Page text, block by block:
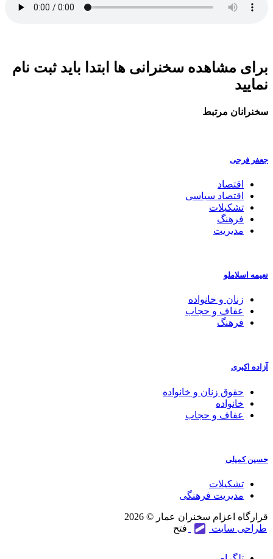
برای مشاهده سخنرانی ها ابتدا باید ثبت نام
نمایید
سخنرانان مرتبط
جعفر فرجی
اقتصاد
اقتصاد سیاسی
تشکیلات
فرهنگ
مدیریت
نعیمه اسلاملو
زنان و خانواده
عفاف و حجاب
فرهنگ
آزاده اکبری
حقوق زنان و خانواده
خانواده
عفاف و حجاب
حسین کمیلی
تشکیلات
مدیریت فرهنگی
قرارگاه اعزام سخنران عمار © 2026
طراحی سایت
فتح